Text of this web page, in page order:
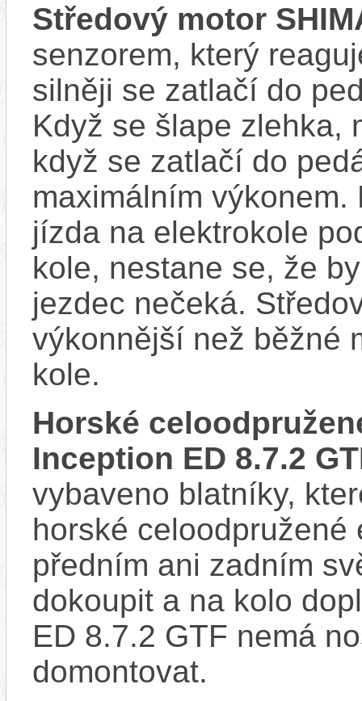
Středový motor
senzorem, který
silněji se zatlačí do
Když se šlape zlehka,
když se zatlačí do
maximálním
jízda na elektrokole
kole, nestane se, že
jezdec nečeká.
výkonnější než běžné
kole.
Horské
Inception ED 8.7.2
vybaveno blatníky,
horské
předním ani zadním
dokoupit a na kolo
ED 8.7.2 GTF nemá
domontovat.